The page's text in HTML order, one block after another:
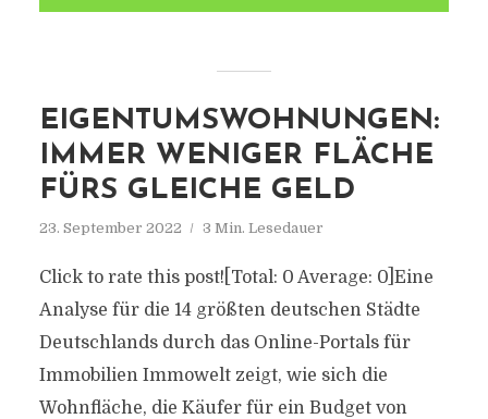
EIGENTUMSWOHNUNGEN:
IMMER WENIGER FLÄCHE
FÜRS GLEICHE GELD
23. September 2022 3 Min. Lesedauer
Click to rate this post![Total: 0 Average: 0]Eine
Analyse für die 14 größten deutschen Städte
Deutschlands durch das Online-Portals für
Immobilien Immowelt zeigt, wie sich die
Wohnfläche, die Käufer für ein Budget von